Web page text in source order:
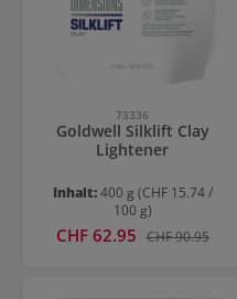
73336
Goldwell Silklift Clay
Lightener
Inhalt:400 g (CHF 15.74 /
100 g)
Verkaufspreis:
CHF 62.95 Regulärer Preis:
CHF 90.95